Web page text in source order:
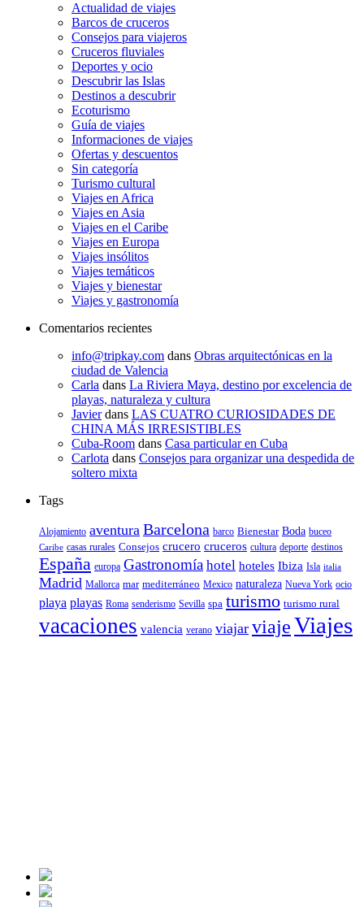
Actualidad de viajes
Barcos de cruceros
Consejos para viajeros
Cruceros fluviales
Deportes y ocio
Descubrir las Islas
Destinos a descubrir
Ecoturismo
Guía de viajes
Informaciones de viajes
Ofertas y descuentos
Sin categoría
Turismo cultural
Viajes en Africa
Viajes en Asia
Viajes en el Caribe
Viajes en Europa
Viajes insólitos
Viajes temáticos
Viajes y bienestar
Viajes y gastronomía
Comentarios recientes
info@tripkay.com dans Obras arquitectónicas en la
ciudad de Valencia
Carla dans La Riviera Maya, destino por excelencia de
playas, naturaleza y cultura
Javierdans LAS CUATRO CURIOSIDADES DE
CHINA MÁS IRRESISTIBLES
Cuba-Room dans Casa particular en Cuba
Carlota dans Consejos para organizar una despedida de
soltero mixta
Tags
Alojamiento aventura Barcelona barco Bienestar Boda buceo
Caribe casas rurales Consejos crucero cruceros cultura deporte destinos
España europa Gastronomía hotel hoteles Ibiza Isla italia
Madrid Mallorca mar mediterráneo Mexico naturaleza Nueva York ocio
playa playas Roma senderismo Sevilla spa turismo turismo rural
vacaciones valencia verano viajar viajeViajes